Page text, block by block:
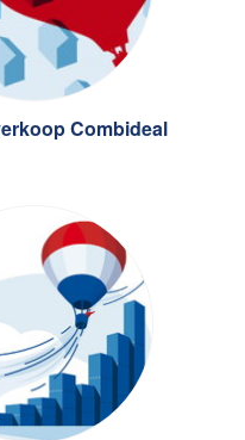
Combideal